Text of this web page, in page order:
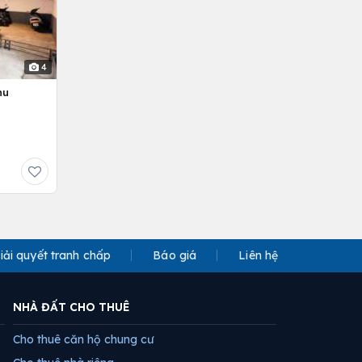
4
quyết tranh chấp Báo giá Liên hệ
NHÀ ĐẤT CHO THUÊ
Cho thuê căn hộ chung cư